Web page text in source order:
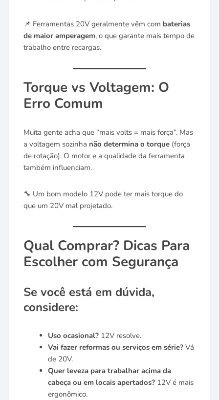
📌 Ferramentas 20V geralmente vêm com baterias
de maior amperagem, o que garante mais tempo de
trabalho entre recargas.
Torque vs Voltagem: O
Erro Comum
Muita gente acha que “mais volts = mais força”. Mas
a voltagem sozinha não determina o torque (força
de rotação). O motor e a qualidade da ferramenta
também influenciam.
🔧 Um bom modelo 12V pode ter mais torque do
que um 20V mal projetado.
Qual Comprar? Dicas Para
Escolher com Segurança
Se você está em dúvida,
considere:
Uso ocasional? 12V resolve.
Vai fazer reformas ou serviços em série? Vá
de 20V.
Quer leveza para trabalhar acima da
cabeça ou em locais apertados? 12V é mais
ergonômico.